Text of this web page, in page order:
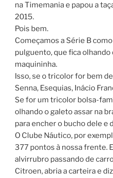
na Timemania e papou a
2015.
Pois bem.
Começamos a Série B
pulguento, que fica
maquininha.
Isso, se o tricolor for bem
Senna, Esequias, Inácio
Se for um tricolor bolsa-
olhando o galeto assar na
para encher o bucho dele e
O Clube Náutico, por
377 pontos à nossa frente.
alvirrubro passando de
Citroen, abria a carteira e